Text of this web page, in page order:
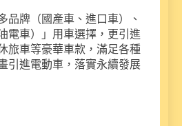
品牌（國產車、進口車）、
電車）」用車選擇，更引進
旅車等豪華車款，滿足各種
引進電動車，落實永續發展